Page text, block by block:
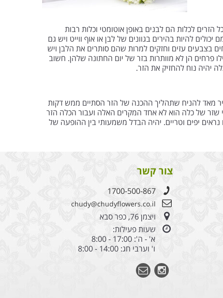
לכלות הם לבנים באופן אוטומטי וכלות רבות
יכולים להיות בהירים בגוונים של לבן או אוף ווייט ויש גם
בצבעים עזים וחזקים למרות שהם סותרים את הלבן ויש
פרחים הן לא מוותרות בזר של יום החתונה שלהן. חשוב
יהיה נוח להחזיק את הזר.
מאד להניח שתהליך ההכנה של הזר הסתיים ממש דקות
שזר של כלה הוא לא אחד המקרים האלה ועבור הכלה הזר
יפים וטריים. יהיה הבדל משמעותי בין ההופעה של
צור קשר
1700-500-867
chudy@chudyflowers.co.il
ויצמן 76, כפר סבא
שעות פעילות:
א' - ה': 17:00 - 8:00
ו' וערבי חג: 14:00 - 8:00